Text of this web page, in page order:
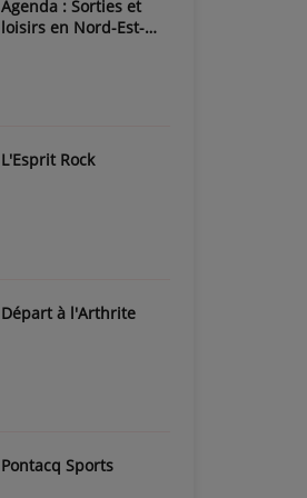
Agenda : Sorties et
loisirs en Nord-Est-
L'Esprit Rock
Départ à l'Arthrite
Pontacq Sports